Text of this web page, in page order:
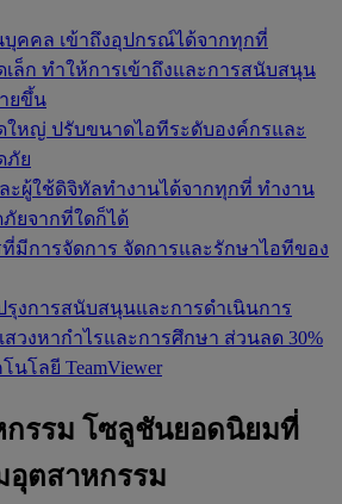
บุคคล เข้าถึงอุปกรณ์ได้จากทุกที่
ล็ก ทำให้การเข้าถึงและการสนับสนุน
ยขึ้น
ใหญ่ ปรับขนาดไอทีระดับองค์กรและ
ภัย
ะผู้ใช้ดิจิทัลทำงานได้จากทุกที่ ทำงาน
ยจากที่ใดก็ได้
มีการจัดการ จัดการและรักษาไอทีของ
รุงการสนับสนุนและการดำเนินการ
วงหากำไรและการศึกษา ส่วนลด 30%
นโลยี TeamViewer
รรม โซลูชันยอดนิยมที่
อุตสาหกรรม